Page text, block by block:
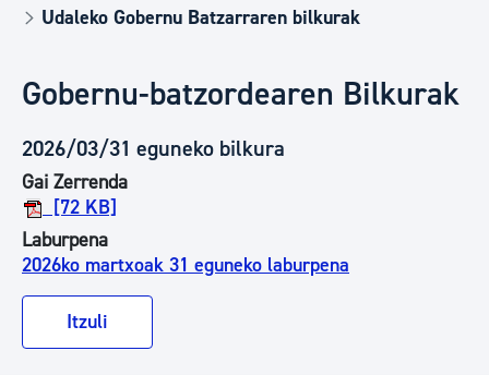
Udaleko Gobernu Batzarraren bilkurak
Gobernu-batzordearen Bilkurak
2026/03/31 eguneko bilkura
Gai Zerrenda
[72 KB]
Laburpena
2026ko martxoak 31 eguneko laburpena
Itzuli